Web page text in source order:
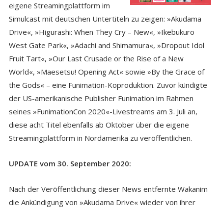
eigene Streamingplattform im
Simulcast mit deutschen Untertiteln zu zeigen: »Akudama
Drive«, »Higurashi: When They Cry – New«, »Ikebukuro
West Gate Park«, »Adachi and Shimamura«, »Dropout Idol
Fruit Tart«, »Our Last Crusade or the Rise of a New
World«, »Maesetsu! Opening Act« sowie »By the Grace of
the Gods« – eine Funimation-Koproduktion. Zuvor kündigte
der US-amerikanische Publisher Funimation im Rahmen
seines »FunimationCon 2020«-Livestreams am 3. Juli an,
diese acht Titel ebenfalls ab Oktober über die eigene
Streamingplattform in Nordamerika zu veröffentlichen.
UPDATE vom 30. September 2020:
Nach der Veröffentlichung dieser News entfernte Wakanim
die Ankündigung von »Akudama Drive« wieder von ihrer